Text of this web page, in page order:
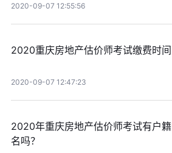
2020-09-07 12:55:56
2020重庆房地产估价师考试缴费时
2020-09-07 12:47:23
2020年重庆房地产估价师考试有户
名吗？